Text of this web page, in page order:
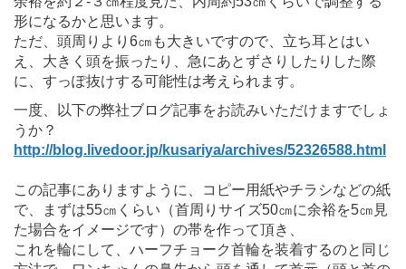
形になるかと思います。
ただ、頭周りより6㎝も大きいですので、立ち耳とはい
え、大きく頭を振ったり、急にあとずさりしたりした際
に、すっぽ抜けする可能性は考えられます。
一度、以下の弊社ブログ記事をお読みいただけますでしょ
うか？
http://blog.livedoor.jp/kusariya/archives/52326588.html
この記事にありますように、コピー用紙やチラシなどの紙
で、まずは55㎝くらい（首周りサイズ50㎝に余裕を5㎝見
た場合をイメージです）の帯を作って頂き、
これを輪にして、ハーフチョーク首輪を装着するのと同じ